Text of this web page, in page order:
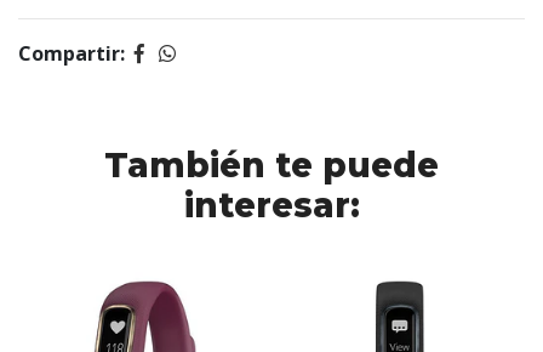
Compartir:
También te puede
interesar: